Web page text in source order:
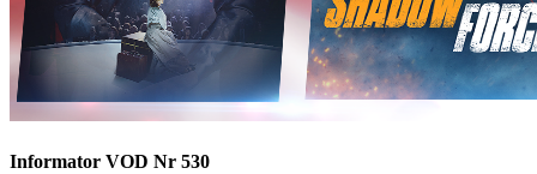
Informator VOD Nr 530